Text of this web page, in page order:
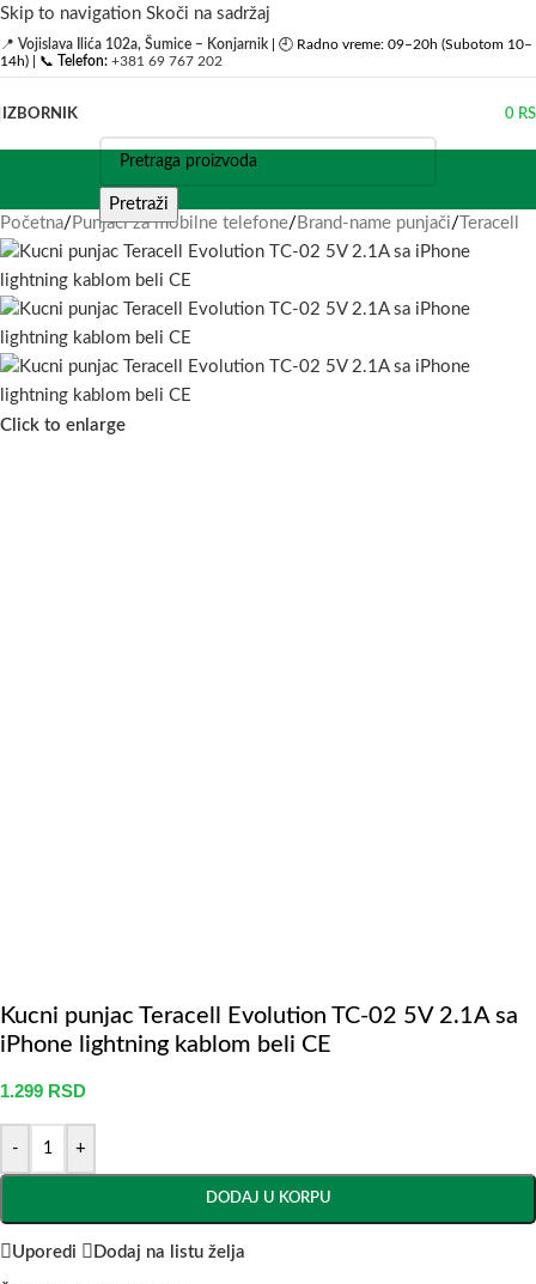
Skip to navigation Skoči na sadržaj
📍 Vojislava Ilića 102a, Šumice – Konjarnik | 🕘 Radno vreme: 09–20h (Subotom 10–
14h) | 📞 Telefon: +381 69 767 202
IZBORNIK 0
Pretraži
Početna/ Punjači za mobilne telefone/ Brand-name punjači/ Teracell
Click to enlarge
Kucni punjac Teracell Evolution TC-02 5V 2.1A sa
iPhone lightning kablom beli CE
1.299 RSD
- +
DODAJ U KORPU
Uporedi Dodaj na listu želja